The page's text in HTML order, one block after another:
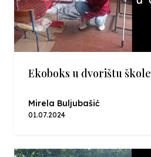
Ekoboks u dvorištu škole
Mirela Buljubašić
01.07.2024